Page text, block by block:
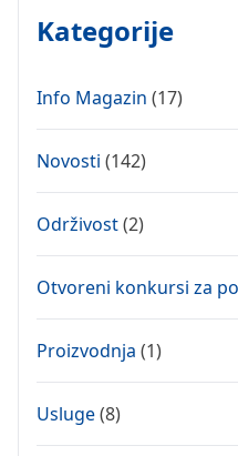
Kategorije
Info Magazin (17)
Novosti (142)
Održivost(2)
Otvoreni konkursi za
Proizvodnja (1)
Usluge(8)